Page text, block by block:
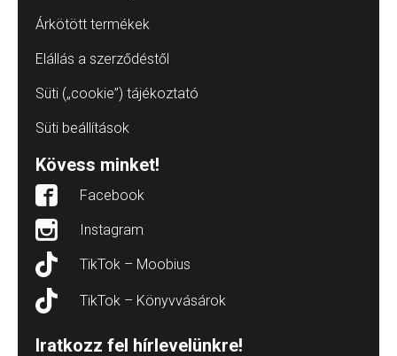
Árkötött termékek
Elállás a szerződéstől
Süti („cookie”) tájékoztató
Süti beállítások
Kövess minket!
Facebook
Instagram
TikTok – Moobius
TikTok – Könyvvásárok
Iratkozz fel hírlevelünkre!